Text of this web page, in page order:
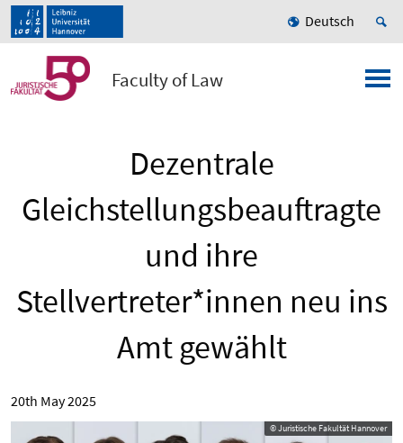
Deutsch
Faculty of Law
Dezentrale
Gleichstellungsbeauftragte
und ihre
Stellvertreter*innen neu ins
Amt gewählt
20th May 2025
© Juristische Fakultät Hannover